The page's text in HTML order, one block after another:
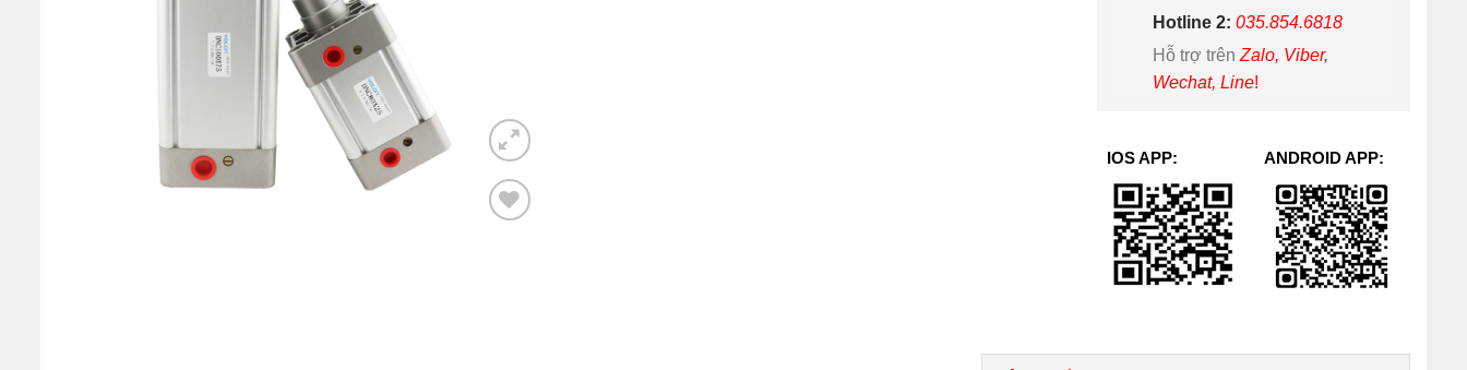
Hotline 2: 035.854.6818
Hỗ trợ trên Zalo, Viber,
Wechat, Line!
IOS APP: ANDROID APP: